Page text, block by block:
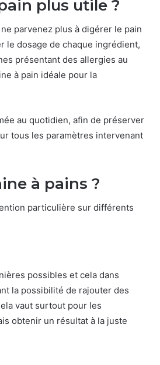
plus utile ?
parvenez plus à digérer le pain
le dosage de chaque ingrédient,
présentant des allergies au
à pain idéale pour la
au quotidien, afin de préserver
tous les paramètres intervenant
à pains ?
particulière sur différents
possibles et cela dans
la possibilité de rajouter des
vaut surtout pour les
obtenir un résultat à la juste